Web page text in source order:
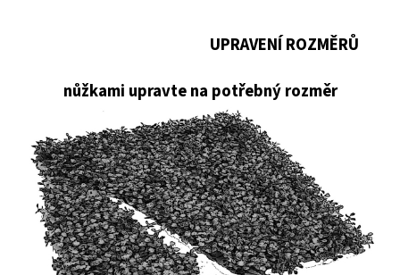
UPRAVENÍ ROZMĚRŮ
nůžkami upravte na potřebný rozměr